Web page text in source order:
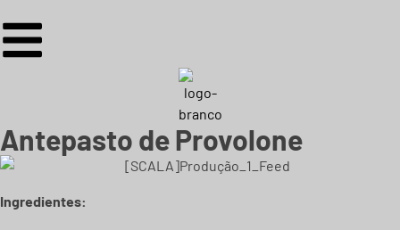
Antepasto de Provolone
Ingredientes: